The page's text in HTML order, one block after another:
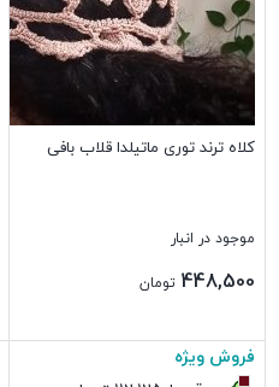
کلاه ترند توری ماتیلدا قلاب بافی
موجود در انبار
448,500 تومان
بستن
فروش ویژه